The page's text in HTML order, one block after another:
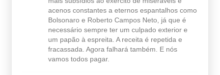
acenos constantes a eternos espantalhos como
Bolsonaro e Roberto Campos Neto, já que é
necessário sempre ter um culpado exterior e
um papão à espreita. A receita é repetida e
fracassada. Agora falhará também. E nós
vamos todos pagar.